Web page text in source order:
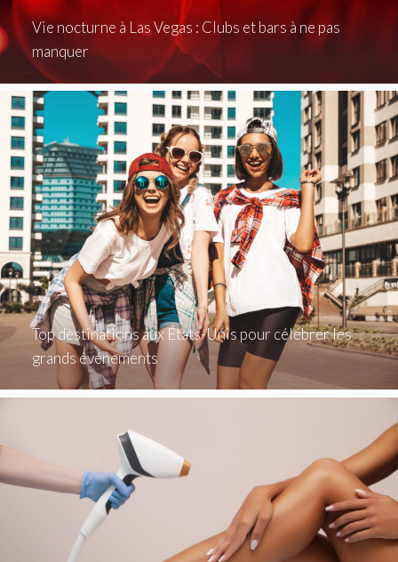
Vie nocturne à Las Vegas : Clubs et bars à ne pas
manquer
Top destinations aux États-Unis pour célébrer les
grands événements